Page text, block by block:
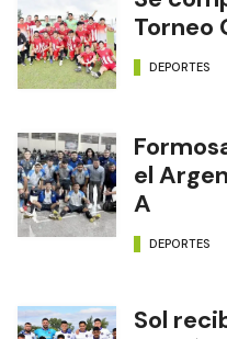
Torneo
DEPORTES
el
A
DEPORTES
Sol